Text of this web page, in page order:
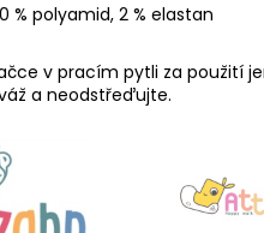
% polyamid, 2 % elastan
v pracím pytli za použití
a neodstřeďujte.